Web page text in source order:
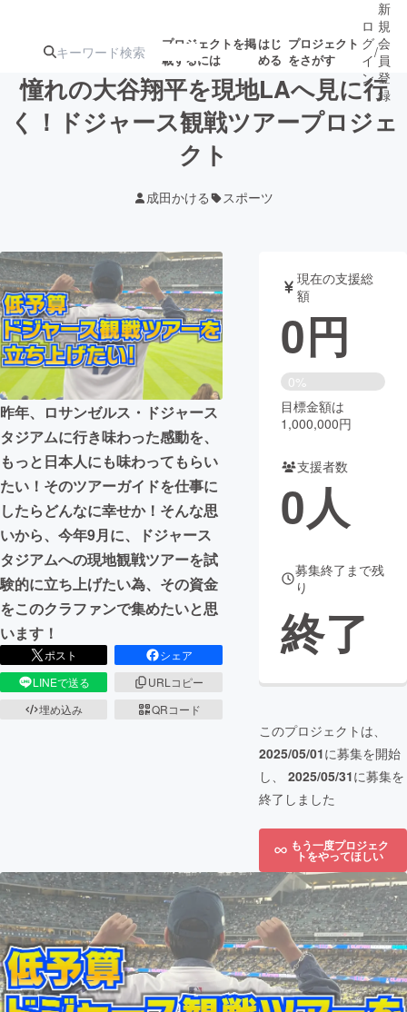
プロジェクトを掲
載するには
はじ
める
プロジェクト
をさがす
注目の新着プロ募集終了が近いプ
テクノロジー・ガジェット
映像・映画 書籍・雑誌
ビジネス・起業 チャレンジ
まちづくり・地域活性化
CAMPFIRE for Social Good
CAMPFIRE Creation
CAMPFIREふるさと納税
コミュニティ
ロ
グ
イ
ン
/
新
規
会
員
登
録
憧れの大谷翔平を現地LAへ見に行
く！ドジャース観戦ツアープロジェ
クト
成田かける スポーツ
昨年、ロサンゼルス・ドジャース
タジアムに行き味わった感動を、
もっと日本人にも味わってもらい
たい！そのツアーガイドを仕事に
したらどんなに幸せか！そんな思
いから、今年9月に、ドジャース
タジアムへの現地観戦ツアーを試
験的に立ち上げたい為、その資金
をこのクラファンで集めたいと思
います！
ポスト
シェア
LINEで送る
URLコピー
埋め込み
QRコード
現在の支援総
額
0円
0%
目標金額は
1,000,000円
支援者数
0人
募集終了まで残
り
終了
このプロジェクトは、
2025/05/01に募集を開始
し、 2025/05/31に募集を
終了しました
もう一度プロジェク
トをやってほしい